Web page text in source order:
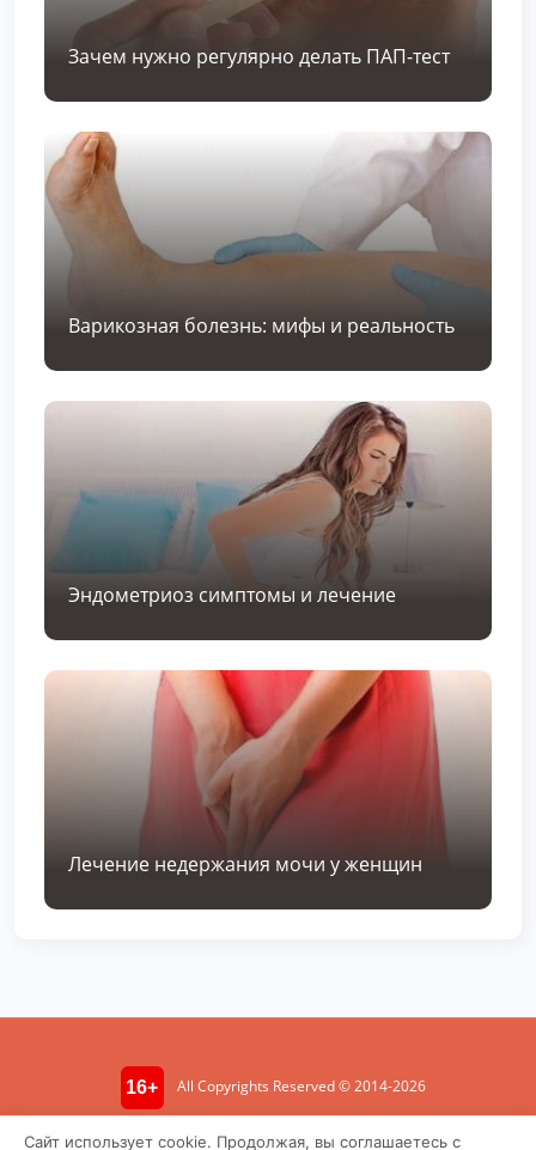
Зачем нужно регулярно делать ПАП-тест
Варикозная болезнь: мифы и реальность
Эндометриоз симптомы и лечение
Лечение недержания мочи у женщин
16+
All Copyrights Reserved © 2014-2026
Сайт использует cookie. Продолжая, вы соглашаетесь с